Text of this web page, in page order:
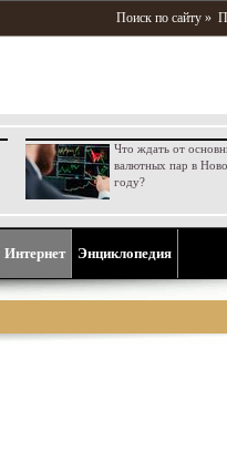
Поиск по сайту »
Что ждать от
валютных пар в
году?
Интернет Энциклопедия